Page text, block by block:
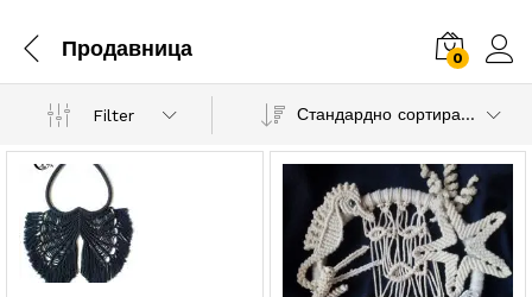
Продавница 0
Filter Стандардно сортирање